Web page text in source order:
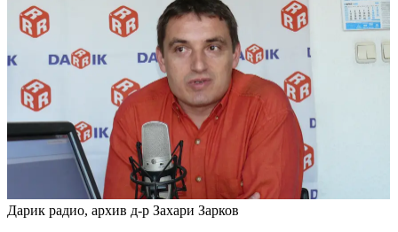
Дарик радио, архив д-р Захари Зарков